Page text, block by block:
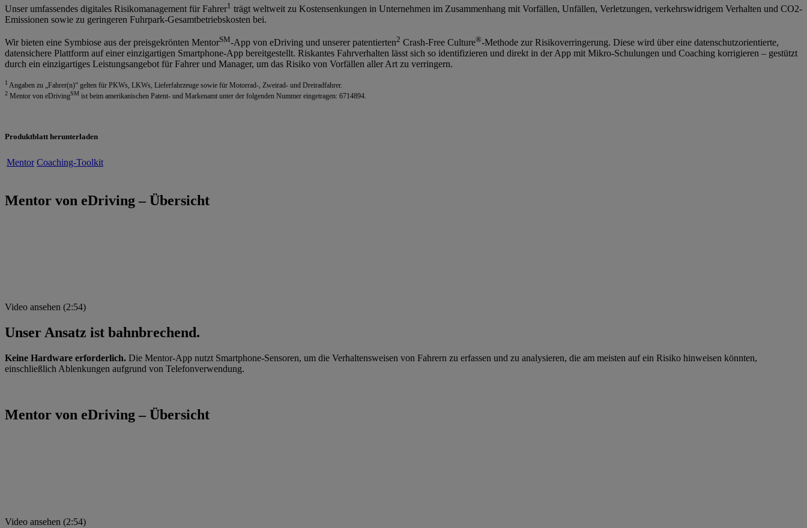
Unser umfassendes digitales Risikomanagement für Fahrer1 trägt weltweit zu Kostensenkungen in Unternehmen im Zusammenhang mit Vorfällen, Unfällen, Verletzungen, verkehrswidrigem Verhalten und CO2-
Emissionen sowie zu geringeren Fuhrpark-Gesamtbetriebskosten bei.
Wir bieten eine Symbiose aus der preisgekrönten MentorSM-App von eDriving und unserer patentierten2 Crash-Free Culture®-Methode zur Risikoverringerung. Diese wird über eine datenschutzorientierte,
datensichere Plattform auf einer einzigartigen Smartphone-App bereitgestellt. Riskantes Fahrverhalten lässt sich so identifizieren und direkt in der App mit Mikro-Schulungen und Coaching korrigieren – gestützt
durch ein einzigartiges Leistungsangebot für Fahrer und Manager, um das Risiko von Vorfällen aller Art zu verringern.
1 Angaben zu „Fahrer(n)“ gelten für PKWs, LKWs, Lieferfahrzeuge sowie für Motorrad-, Zweirad- und Dreiradfahrer.
2 Mentor von eDrivingSM ist beim amerikanischen Patent- und Markenamt unter der folgenden Nummer eingetragen: 6714894.
Produktblatt herunterladen
Mentor Coaching-Toolkit
Mentor von eDriving – Übersicht
Video ansehen (2:54)
Unser Ansatz ist bahnbrechend.
Keine Hardware erforderlich. Die Mentor-App nutzt Smartphone-Sensoren, um die Verhaltensweisen von Fahrern zu erfassen und zu analysieren, die am meisten auf ein Risiko hinweisen könnten,
einschließlich Ablenkungen aufgrund von Telefonverwendung.
Mentor von eDriving – Übersicht
Video ansehen (2:54)